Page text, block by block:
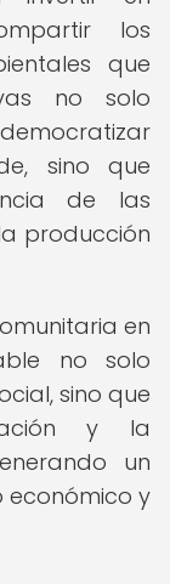
los
que
no solo
sino que
de las
producción
en
no solo
sino que
y la
un
económico y